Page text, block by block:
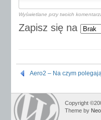
Wyświetlane przy twoich
Zapisz się na
Aero2 – Na czym
Copyright
Theme by